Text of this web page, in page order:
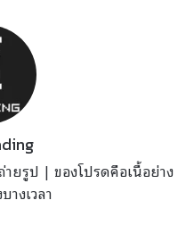
ยรูป | ของโปรดคือเนื้อย่าง
างเวลา